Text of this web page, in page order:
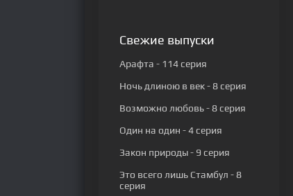
Свежие выпуски
Арафта - 114 серия
Ночь длиною в век- 8 серия
Возможно любовь- 8 серия
Один на один - 4 серия
Закон природы- 9 серия
Это всего лишь Стамбул - 8
серия